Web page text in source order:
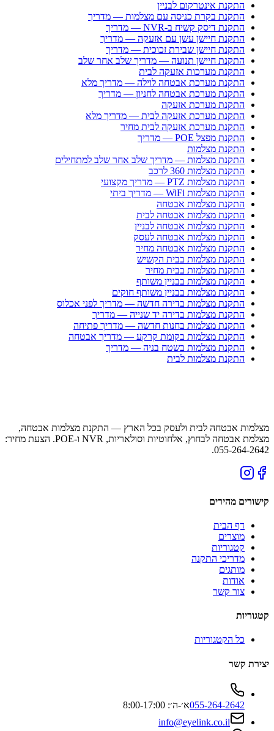
התקנת אינטרקום לבניין
התקנת בקרת כניסה עם מצלמות — מדריך
התקנת דיסק קשיח ב-NVR — מדריך
התקנת חיישן עשן עם אזעקה — מדריך
התקנת חיישן שבירת זכוכית — מדריך
התקנת חיישן תנועה — מדריך שלב אחר שלב
התקנת מערכות אזעקה לבית
התקנת מערכת אבטחה לוילה — מדריך מלא
התקנת מערכת אבטחה לחניון — מדריך
התקנת מערכת אזעקה
התקנת מערכת אזעקה לבית — מדריך מלא
התקנת מערכת אזעקה לבית מחיר
התקנת מפצל POE — מדריך
התקנת מצלמות
התקנת מצלמות — מדריך שלב אחר שלב למתחילים
התקנת מצלמות 360 לרכב
התקנת מצלמות PTZ — מדריך מקצועי
התקנת מצלמות WiFi — מדריך ביתי
התקנת מצלמות אבטחה
התקנת מצלמות אבטחה לבית
התקנת מצלמות אבטחה לבניין
התקנת מצלמות אבטחה לעסק
התקנת מצלמות אבטחה מחיר
התקנת מצלמות בבית הקשיש
התקנת מצלמות בבית מחיר
התקנת מצלמות בבניין משותף
התקנת מצלמות בבניין משותף חוקים
התקנת מצלמות בדירה חדשה — מדריך לפני אכלוס
התקנת מצלמות בדירה יד שנייה — מדריך
התקנת מצלמות בחנות חדשה — מדריך פתיחה
התקנת מצלמות בקומת קרקע — מדריך אבטחה
התקנת מצלמות בשטח בניה — מדריך
התקנת מצלמות לבית
מצלמות אבטחה לבית ולעסק בכל הארץ — התקנת מצלמות אבטחה,
מצלמת אבטחה לבחוץ, אלחוטיות וסולאריות, NVR ו-POE. הצעת מחיר:
055-264-2642.
קישורים מהירים
דף הבית
מוצרים
קטגוריות
מדריכי התקנה
מותגים
אודות
צור קשר
קטגוריות
כל הקטגוריות
יצירת קשר
055-264-2642א׳-ה׳: 8:00-17:00
info@eyelink.co.il